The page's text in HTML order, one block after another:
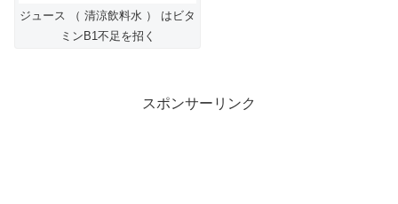
ジュース （ 清涼飲料水 ） はビタ
ミンB1不足を招く
スポンサーリンク